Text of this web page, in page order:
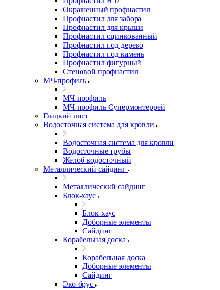
Окрашенный профнастил
Профнастил для забора
Профнастил для крыши
Профнастил оцинкованный
Профнастил под дерево
Профнастил под камень
Профнастил фигурный
Стеновой профнастил
МЧ-профиль
МЧ-профиль
МЧ-профиль Супермонтеррей
Гладкий лист
Водосточная система для кровли
Водосточная система для кровли
Водосточные трубы
Желоб водосточный
Металлический сайдинг
Металлический сайдинг
Блок-хаус
Блок-хаус
Доборные элементы
Сайдинг
Корабельная доска
Корабельная доска
Доборные элементы
Сайдинг
Эко-брус